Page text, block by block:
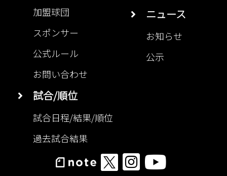
加盟球団
スポンサー
公式ルール
お問い合わせ
試合/順位
試合日程/結果/順位
過去試合結果
ニュース
お知らせ
公示